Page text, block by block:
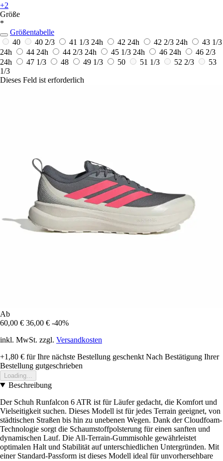
+2
Größe
*
Größentabelle
40
40 2/3 41 1/3 24h 42 24h 42 2/3 24h
43 1/3
24h
44 24h 44 2/3 24h 45 1/3 24h 46 24h
46 2/3
24h
47 1/3 48 49 1/3 50 51 1/3 52 2/3
53
1/3
Dieses Feld ist erforderlich
Ab
60,00 € 36,00 € -40%
inkl. MwSt. zzgl. Versandkosten
+1,80 € für Ihre nächste Bestellung geschenkt Nach Bestätigung Ihrer
Bestellung gutgeschrieben
Loading...
Beschreibung
Der Schuh Runfalcon 6 ATR ist für Läufer gedacht, die Komfort und
Vielseitigkeit suchen. Dieses Modell ist für jedes Terrain geeignet, von
städtischen Straßen bis hin zu unebenen Wegen. Dank der Cloudfoam-
Technologie sorgt die Schaumstoffpolsterung für einen sanften und
dynamischen Lauf. Die All-Terrain-Gummisohle gewährleistet
optimalen Halt und Stabilität auf unterschiedlichen Untergründen. Mit
einer Standard-Passform ist dieses Modell ideal für unvorhersehbare